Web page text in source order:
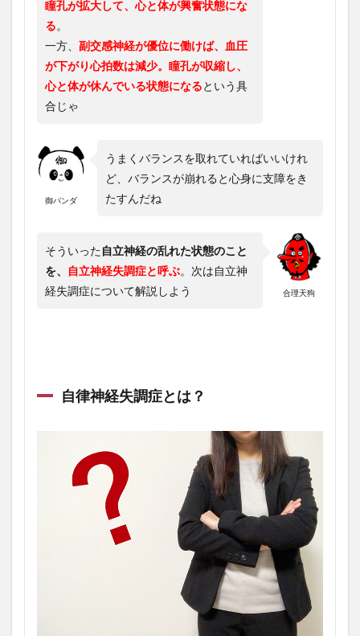
瞳孔が拡大して、心と体が興奮状態にな
る。
一方、 副交感神経が優位に働けば、血圧
が下がり心拍数は減少。瞳孔が収縮し、
心と体が休んでいる状態になるという具
合じゃ
御パンダ
うまくバランスを取れていればいいけれ
ど、バランスが崩れると心身に支障をき
たすんだね
合理天狗
そういった自立神経の乱れた状態のこと
を、
自立神経失調症と呼ぶ。次は自立神
経失調症について解説しよう
自律神経失調症とは？